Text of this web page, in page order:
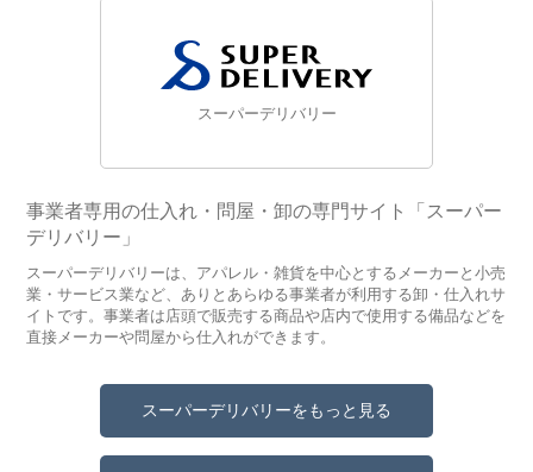
スーパーデリバリー
事業者専用の仕入れ・問屋・卸の専門サイト「スーパー
デリバリー」
スーパーデリバリーは、アパレル・雑貨を中心とするメーカーと小売
業・サービス業など、ありとあらゆる事業者が利用する卸・仕入れサ
イトです。事業者は店頭で販売する商品や店内で使用する備品などを
直接メーカーや問屋から仕入れができます。
スーパーデリバリーをもっと見る